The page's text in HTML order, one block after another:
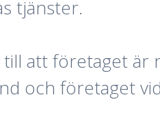
tjänster.
att företaget
och företaget